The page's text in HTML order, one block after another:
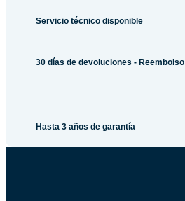
Servicio técnico disponible
30 días de devoluciones - Reembolso
Hasta 3 años de garantía